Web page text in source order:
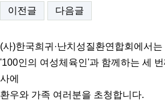
이전글 다음글
(사)한국희귀·난치성질환연합회에서는
'100인의 여성체육인'과 함께하는 세
사에
환우와 가족 여러분을 초청합니다.